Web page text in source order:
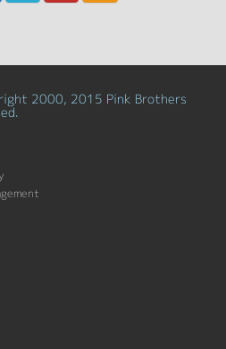
2000, 2015 Pink Brothers